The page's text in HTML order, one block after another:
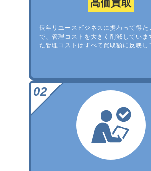
高価買取
長年リユースビジネスに携わって得た
で、管理コストを大きく削減していま
た管理コストはすべて買取額に反映し